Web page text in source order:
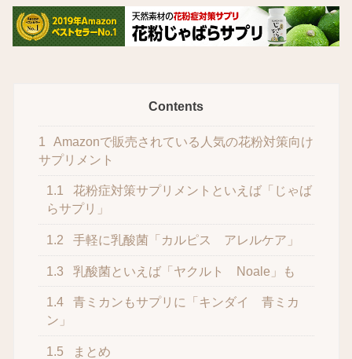
Contents
1
Amazonで販売されている人気の花粉対策向け
サプリメント
1.1
花粉症対策サプリメントといえば「じゃば
らサプリ」
1.2 手軽に乳酸菌「カルピス アレルケア」
1.3 乳酸菌といえば「ヤクルト Noale」も
1.4
青ミカンもサプリに「キンダイ 青ミカ
ン」
1.5 まとめ